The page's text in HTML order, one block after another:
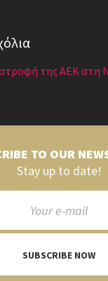
της ΑΕΚ στη
TO OUR
Stay up to date!
SUBSCRIBE NOW